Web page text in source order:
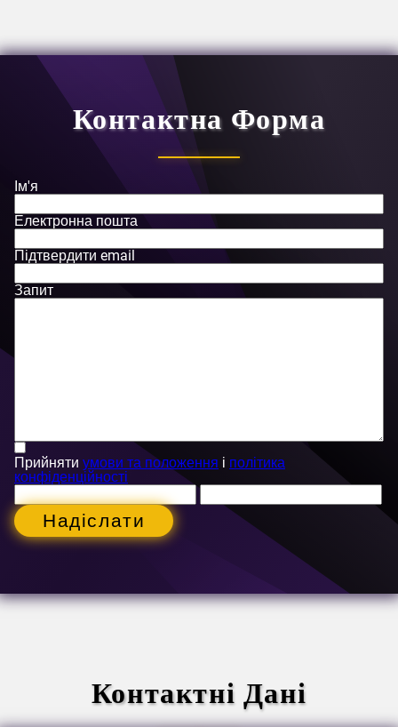
Контактна Форма
Ім'я
Електронна пошта
Підтвердити email
Запит
Прийняти умови та положення і політика
конфіденційності
Надіслати
Контактні Дані